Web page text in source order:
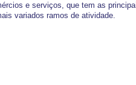
e serviços, que tem as
variados ramos de atividade.